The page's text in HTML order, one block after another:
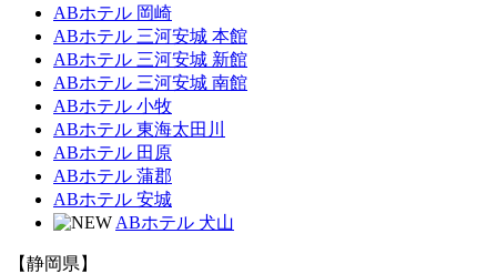
ABホテル 岡崎
ABホテル 三河安城 本館
ABホテル 三河安城 新館
ABホテル 三河安城 南館
ABホテル 小牧
ABホテル 東海太田川
ABホテル 田原
ABホテル 蒲郡
ABホテル 安城
ABホテル 犬山
【静岡県】